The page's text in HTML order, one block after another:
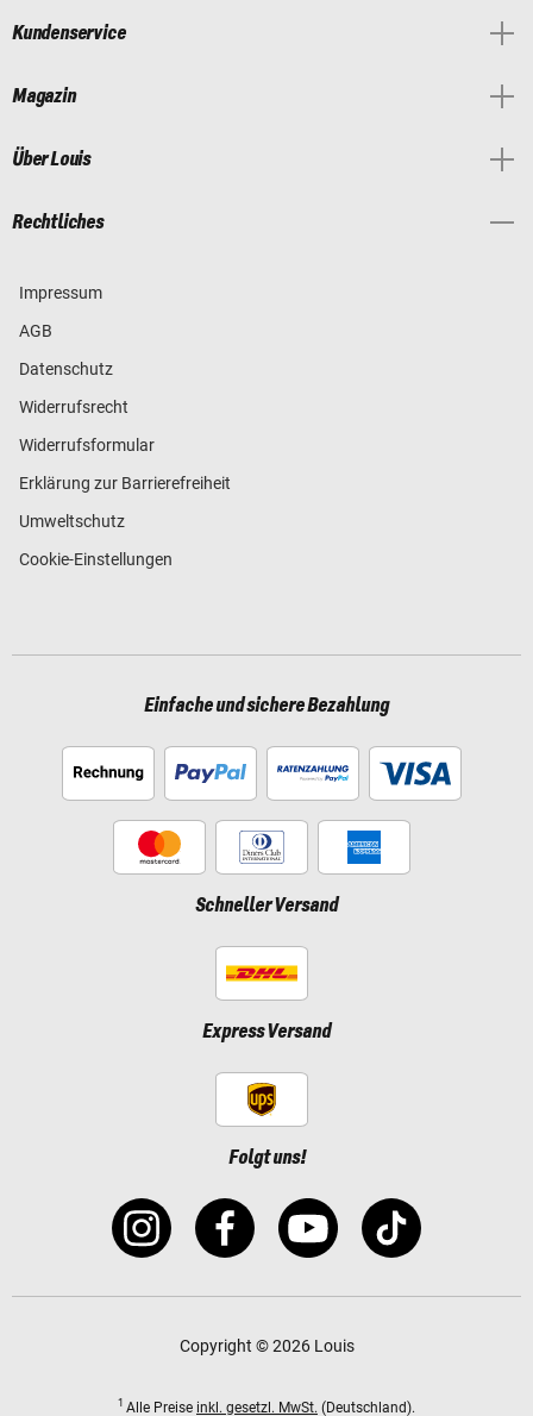
Kundenservice
Magazin
Über Louis
Rechtliches
Impressum
AGB
Datenschutz
Widerrufsrecht
Widerrufsformular
Erklärung zur Barrierefreiheit
Umweltschutz
Cookie-Einstellungen
Einfache und sichere Bezahlung
Schneller Versand
Express Versand
Folgt uns!
Copyright © 2026 Louis
1 Alle Preise inkl. gesetzl. MwSt. (Deutschland).